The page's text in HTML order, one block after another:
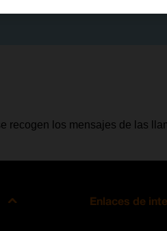
recogen los mensajes de las
Enlaces de